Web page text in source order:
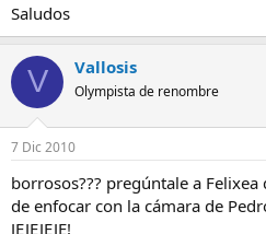
t
e
m
a
Saludos
V Vallosis
Olympista de renombre
7 Dic 2010
borrosos??? pregúntale a
de enfocar con la cámara de
JEJEJEJE!